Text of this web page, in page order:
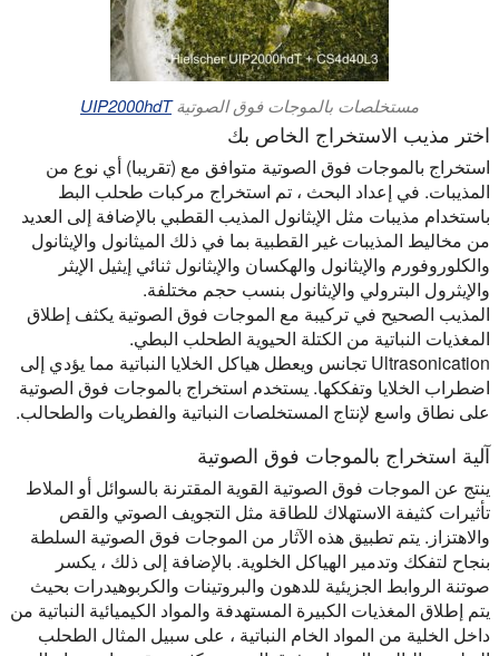
مستخلصات بالموجات فوق الصوتيةUIP2000hdT
اختر مذيب الاستخراج الخاص بك
استخراج بالموجات فوق الصوتية متوافق مع (تقريبا) أي نوع من
المذيبات. في إعداد البحث ، تم استخراج مركبات طحلب البط
باستخدام مذيبات مثل الإيثانول المذيب القطبي بالإضافة إلى العديد
من مخاليط المذيبات غير القطبية بما في ذلك الميثانول والإيثانول
والكلوروفورم والإيثانول والهكسان والإيثانول ثنائي إيثيل الإيثر
والإيثرول البترولي والإيثانول بنسب حجم مختلفة.
المذيب الصحيح في تركيبة مع الموجات فوق الصوتية يكثف إطلاق
المغذيات النباتية من الكتلة الحيوية الطحلب البطي.
Ultrasonication تجانس ويعطل هياكل الخلايا النباتية مما يؤدي إلى
اضطراب الخلايا وتفككها. يستخدم استخراج بالموجات فوق الصوتية
على نطاق واسع لإنتاج المستخلصات النباتية والفطريات والطحالب.
آلية استخراج بالموجات فوق الصوتية
ينتج عن الموجات فوق الصوتية القوية المقترنة بالسوائل أو الملاط
تأثيرات كثيفة الاستهلاك للطاقة مثل التجويف الصوتي والقص
والاهتزاز. يتم تطبيق هذه الآثار من الموجات فوق الصوتية السلطة
بنجاح لتفكك وتدمير الهياكل الخلوية. بالإضافة إلى ذلك ، يكسر
صوتنة الروابط الجزيئية للدهون والبروتينات والكربوهيدرات بحيث
يتم إطلاق المغذيات الكبيرة المستهدفة والمواد الكيميائية النباتية من
داخل الخلية من المواد الخام النباتية ، على سبيل المثال الطحلب